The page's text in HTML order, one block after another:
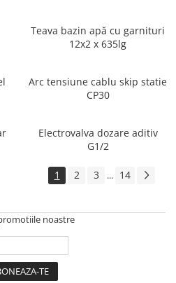
Teava bazin apă cu garnituri
12x2 x 635lg
Arc tensiune cablu skip statie
CP30
Electrovalva dozare aditiv
G1/2
1 2 3 ... 14
noastre